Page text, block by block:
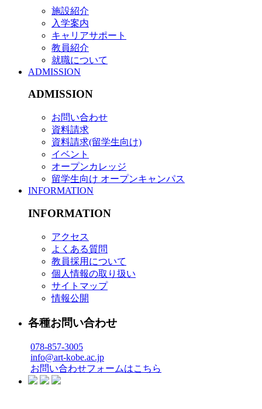
施設紹介
入学案内
キャリアサポート
教員紹介
就職について
ADMISSION
ADMISSION
お問い合わせ
資料請求
資料請求(留学生向け)
イベント
オープンカレッジ
留学生向け オープンキャンパス
INFORMATION
INFORMATION
アクセス
よくある質問
教員採用について
個人情報の取り扱い
サイトマップ
情報公開
各種お問い合わせ
078-857-3005
info@art-kobe.ac.jp
お問い合わせフォームはこちら